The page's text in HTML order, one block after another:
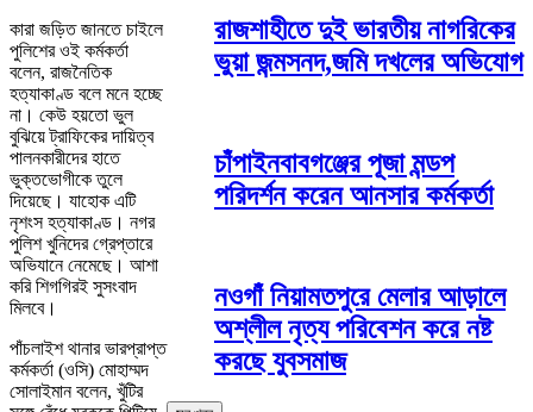
কারা জড়িত জানতে চাইলে
পুলিশের ওই কর্মকর্তা
বলেন, রাজনৈতিক
হত্যাকাণ্ড বলে মনে হচ্ছে
না। কেউ হয়তো ভুল
বুঝিয়ে ট্রাফিকের দায়িত্ব
পালনকারীদের হাতে
ভুক্তভোগীকে তুলে
দিয়েছে। যাহোক এটি
নৃশংস হত্যাকাণ্ড। নগর
পুলিশ খুনিদের গ্রেপ্তারে
অভিযানে নেমেছে। আশা
করি শিগগিরই সুসংবাদ
মিলবে।
পাঁচলাইশ থানার ভারপ্রাপ্ত
কর্মকর্তা (ওসি) মোহাম্মদ
সোলাইমান বলেন, খুঁটির
রাজশাহীতে দুই ভারতীয় নাগরিকের
ভুয়া জন্মসনদ,জমি দখলের অভিযোগ
চাঁপাইনবাবগঞ্জের পূজা মন্ডপ
পরিদর্শন করেন আনসার কর্মকর্তা
নওগাঁ নিয়ামতপুরে মেলার আড়ালে
অশ্লীল নৃত্য পরিবেশন করে নষ্ট
করছে যুবসমাজ